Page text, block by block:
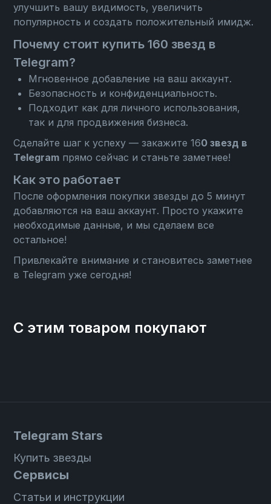
улучшить вашу видимость, увеличить
популярность и создать положительный имидж.
Почему стоит купить 160 звезд в
Telegram?
Мгновенное добавление на ваш аккаунт.
Безопасность и конфиденциальность.
Подходит как для личного использования,
так и для продвижения бизнеса.
Сделайте шаг к успеху — закажите 160 звезд в
Telegram прямо сейчас и станьте заметнее!
Как это работает
После оформления покупки звезды до 5 минут
добавляются на ваш аккаунт. Просто укажите
необходимые данные, и мы сделаем все
остальное!
Привлекайте внимание и становитесь заметнее
в Telegram уже сегодня!
С этим товаром покупают
Telegram Stars
Купить звезды
Сервисы
Статьи и инструкции